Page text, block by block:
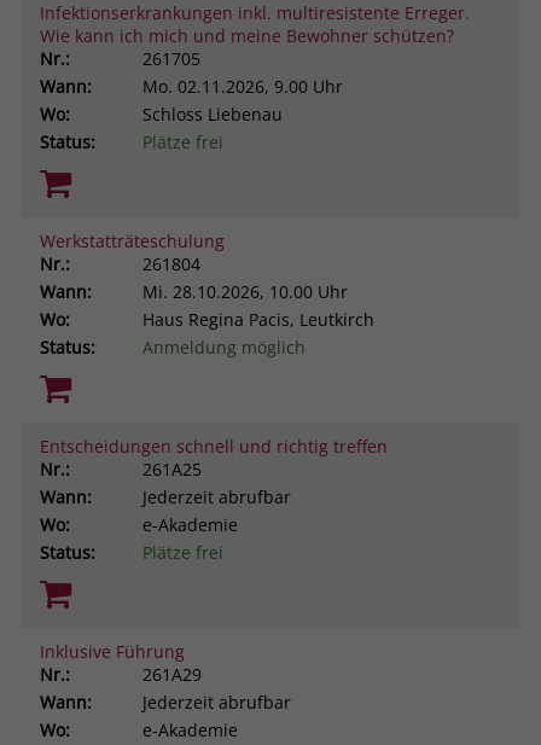
Infektionserkrankungen inkl. multiresistente Erreger.
Wie kann ich mich und meine Bewohner schützen?
Nr.:
261705
Wann:
Mo. 02.11.2026, 9.00 Uhr
Wo:
Schloss Liebenau
Status:
Plätze frei
Werkstatträteschulung
Nr.:
261804
Wann:
Mi. 28.10.2026, 10.00 Uhr
Wo:
Haus Regina Pacis, Leutkirch
Status:
Anmeldung möglich
Entscheidungen schnell und richtig treffen
Nr.:
261A25
Wann:
Jederzeit abrufbar
Wo:
e-Akademie
Status:
Plätze frei
Inklusive Führung
Nr.:
261A29
Wann:
Jederzeit abrufbar
Wo:
e-Akademie